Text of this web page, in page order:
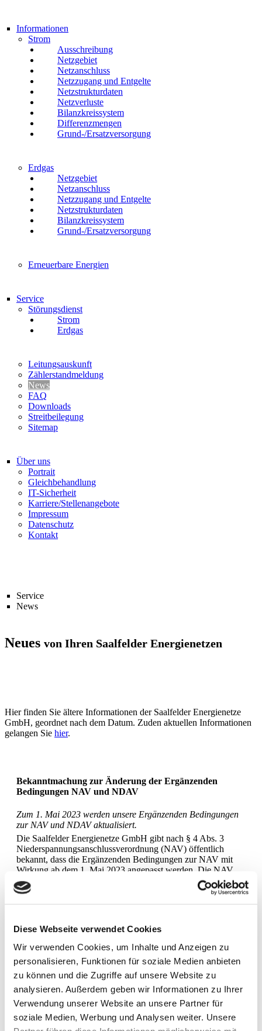
Diese Webseite verwendet Cookies
Wir verwenden Cookies, um Inhalte und Anzeigen zu
personalisieren, Funktionen für soziale Medien anbieten
zu können und die Zugriffe auf unsere Website zu
analysieren. Außerdem geben wir Informationen zu Ihrer
Verwendung unserer Website an unsere Partner für
soziale Medien, Werbung und Analysen weiter. Unsere
Informationen
Strom
Ausschreibung
Netzgebiet
Netzanschluss
Netzzugang und Entgelte
Netzstrukturdaten
Netzverluste
Bilanzkreissystem
Differenzmengen
Grund-/Ersatzversorgung
Erdgas
Netzgebiet
Netzanschluss
Netzzugang und Entgelte
Netzstrukturdaten
Bilanzkreissystem
Grund-/Ersatzversorgung
Erneuerbare Energien
Service
Störungsdienst
Strom
Erdgas
Leitungsauskunft
Zählerstandmeldung
News
FAQ
Downloads
Streitbeilegung
Sitemap
Über uns
Portrait
Gleichbehandlung
IT-Sicherheit
Karriere/Stellenangebote
Impressum
Datenschutz
Kontakt
Service
News
Neues von Ihren Saalfelder Energienetzen
Hier finden Sie ältere Informationen der Saalfelder Energienetze
GmbH, geordnet nach dem Datum. Zuden aktuellen Informationen
gelangen Sie hier.
Bekanntmachung zur Änderung der Ergänzenden
Bedingungen NAV und NDAV
Zum 1. Mai 2023 werden unsere Ergänzenden Bedingungen
zur NAV und NDAV aktualisiert.
Die Saalfelder Energienetze GmbH gibt nach § 4 Abs. 3
Niederspannungsanschlussverordnung (NAV) öffentlich
bekannt, dass die Ergänzenden Bedingungen zur NAV mit
Wirkung ab dem 1. Mai 2023 angepasst werden. Die NAV
sowie die öffentlich bekannt gemachten Ergänzenden
Bedingungen zur NAV sind mit ihrem jeweiligen Wortlaut auf
Stromausfall in Teilen von Saalfeld am 19.01.2023
Am 19.01.2023 ereignete sich um 12:53 Uhr ein Stromausfall
in Teilen der Saalfelder Kernstadt.
Bereits um 13:20 Uhr, also nach weniger als einer halben
Stunde, war die Stromversorgung bei allen betroffenen
Kunden wiederhergestellt. Betroffen von dem Stromausfall